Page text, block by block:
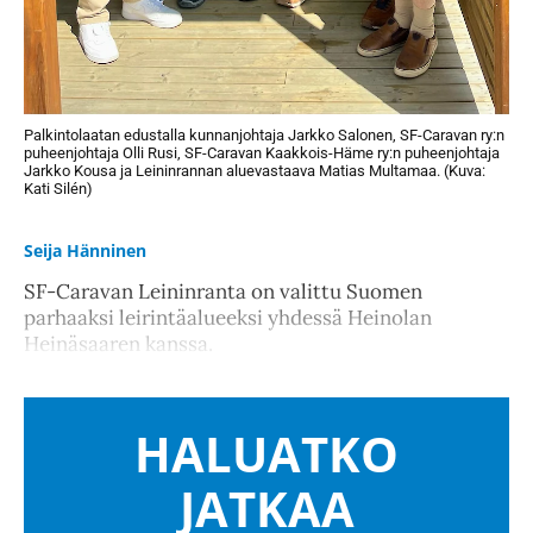
Palkintolaatan edustalla kunnanjohtaja Jarkko Salonen, SF-Caravan ry:n
puheenjohtaja Olli Rusi, SF-Caravan Kaakkois-Häme ry:n puheenjohtaja
Jarkko Kousa ja Leininrannan aluevastaava Matias Multamaa. (Kuva:
Kati Silén)
Seija Hänninen
SF-Caravan Leininranta on valittu Suomen
parhaaksi leirintäalueeksi yhdessä Heinolan
Heinäsaaren kanssa.
HALUATKO
JATKAA